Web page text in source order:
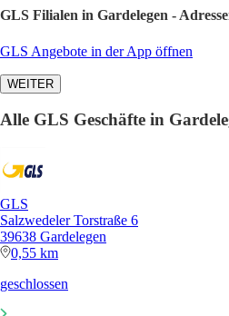
GLS Filialen in Gardelegen -
GLS Angebote in der App öffnen
WEITER
Alle GLS Geschäfte in
GLS
Salzwedeler Torstraße 6
39638 Gardelegen
0,55 km
geschlossen